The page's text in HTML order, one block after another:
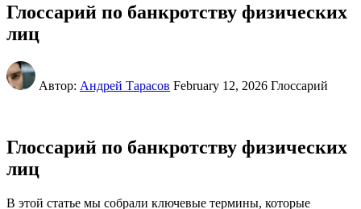
Глоссарий по банкротству физических
лиц
Автор: Андрей Тарасов February 12, 2026 Глоссарий
Глоссарий по банкротству физических
лиц
В этой статье мы собрали ключевые термины, которые